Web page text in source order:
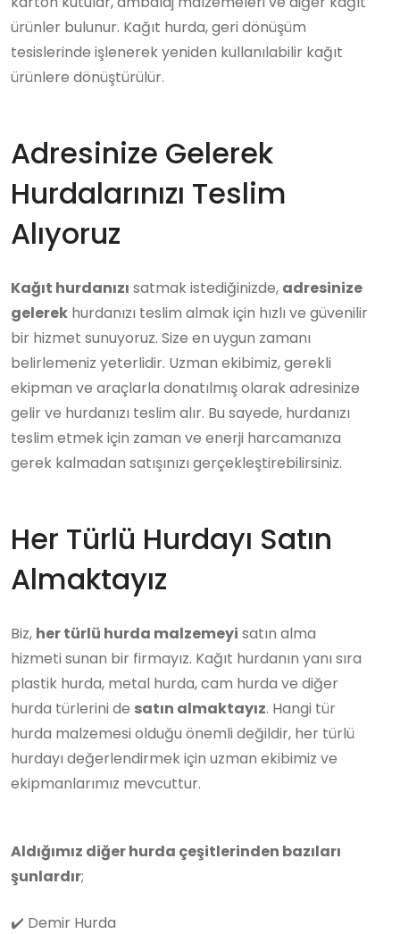
ürünler bulunur. Kağıt hurda, geri dönüşüm
tesislerinde işlenerek yeniden kullanılabilir kağıt
ürünlere dönüştürülür.
Adresinize Gelerek
Hurdalarınızı Teslim
Alıyoruz
Kağıt hurdanızı satmak istediğinizde, adresinize
gelerek hurdanızı teslim almak için hızlı ve güvenilir
bir hizmet sunuyoruz. Size en uygun zamanı
belirlemeniz yeterlidir. Uzman ekibimiz, gerekli
ekipman ve araçlarla donatılmış olarak adresinize
gelir ve hurdanızı teslim alır. Bu sayede, hurdanızı
teslim etmek için zaman ve enerji harcamanıza
gerek kalmadan satışınızı gerçekleştirebilirsiniz.
Her Türlü Hurdayı Satın
Almaktayız
Biz, her türlü hurda malzemeyi satın alma
hizmeti sunan bir firmayız. Kağıt hurdanın yanı sıra
plastik hurda, metal hurda, cam hurda ve diğer
hurda türlerini de satın almaktayız. Hangi tür
hurda malzemesi olduğu önemli değildir, her türlü
hurdayı değerlendirmek için uzman ekibimiz ve
ekipmanlarımız mevcuttur.
Aldığımız diğer hurda çeşitlerinden bazıları
şunlardır;
✔️ Demir Hurda